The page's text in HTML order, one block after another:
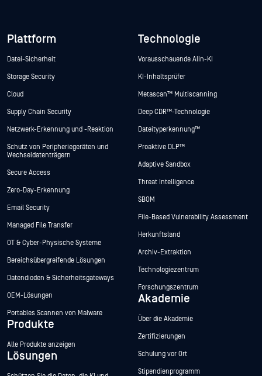
Plattform
Datei-Sicherheit
Storage Security
Cloud
Supply Chain Security
Netzwerk-Erkennung und -Reaktion
Schutz von Peripheriegeräten und
Wechseldatenträgern
Secure Access
Zero-Day-Erkennung
Email Security
Managed File Transfer
OT & Cyber-Physische Systeme
Bereichsübergreifende Lösungen
Datendioden & Sicherheitsgateways
OEM-Lösungen
Portables Scannen von Malware
Produkte
Alle Produkte anzeigen
Lösungen
Technologie
Vorausschauende Alin-KI
KI-Inhaltsprüfer
Metascan™ Multiscanning
Deep CDR™-Technologie
Dateityperkennung™
Proaktive DLP™
Adaptive Sandbox
Threat Intelligence
SBOM
File-Based Vulnerability Assessment
Herkunftsland
Archiv-Extraktion
Technologiezentrum
Forschungszentrum
Akademie
Über die Akademie
Zertifizierungen
Schulung vor Ort
Stipendienprogramm